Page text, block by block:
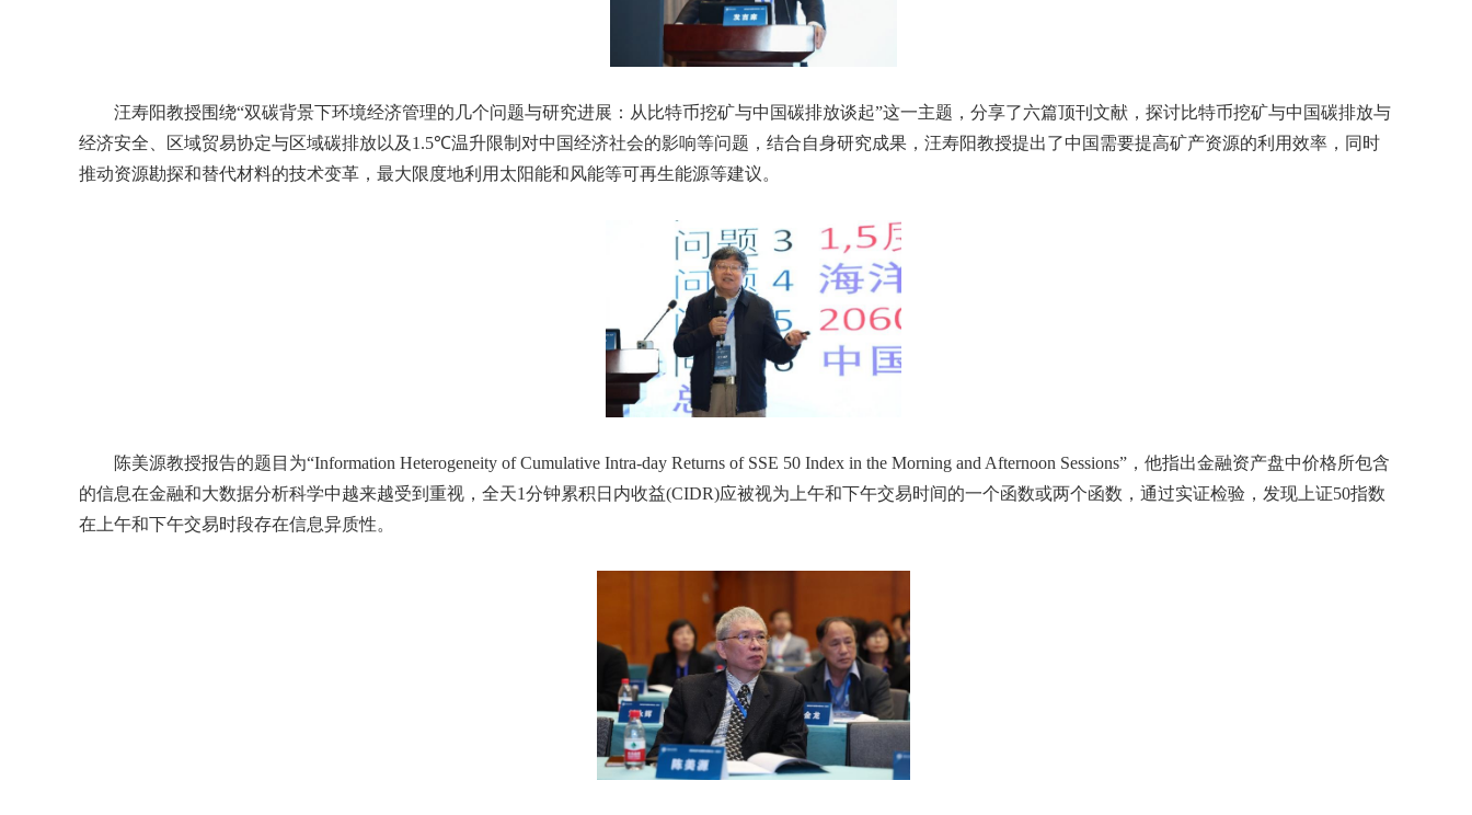
汪寿阳教授围绕“双碳背景下环境经济管理的几个问题与研究进展：从比特币挖矿与中国碳排放谈起”这一主题，分享了六篇顶刊文献，探讨比特币挖矿与中国碳排放与
经济安全、区域贸易协定与区域碳排放以及 1.5℃温升限制对中国经济社会的影响等问题，结合自身研究成果，汪寿阳教授提出了中国需要提高矿产资源的利用效率，同时
推动资源勘探和替代材料的技术变革，最大限度地利用太阳能和风能等可再生能源等建议。
陈美源教授报告的题目为“Information Heterogeneity of Cumulative Intra-day Returns of SSE 50 Index in the Morning and Afternoon Sessions” ，他指出金融资产盘中价格所包含
的信息在金融和大数据分析科学中越来越受到重视，全天1分钟累积日内收益(CIDR)应被视为上午和下午交易时间的一个函数或两个函数，通过实证检验，发现上证50指数
在上午和下午交易时段存在信息异质性。